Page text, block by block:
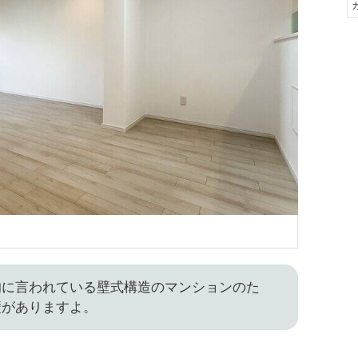
言われている壁式構造のマンションのた
ありますよ。